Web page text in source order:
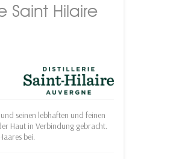
Saint Hilaire
seinen lebhaften und feinen
Haut in Verbindung gebracht.
bei.